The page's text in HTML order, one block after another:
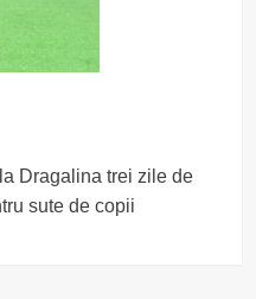
Dragalina trei zile de
sute de copii